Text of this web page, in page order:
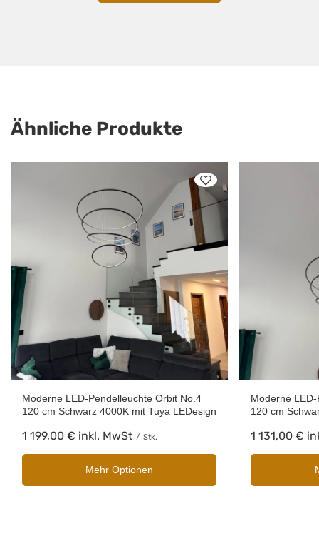
Ähnliche Produkte
Moderne LED-Pendelleuchte Orbit No.4
120 cm Schwarz 4000K mit Tuya LEDesign
1 199,00 € inkl. MwSt / Stk.
Mehr Optionen
Moderne
120 cm
1 131,00 €